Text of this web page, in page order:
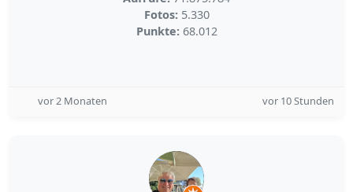
Fotos: 5.330
Punkte: 68.012
vor 2 Monaten vor 10 Stunden